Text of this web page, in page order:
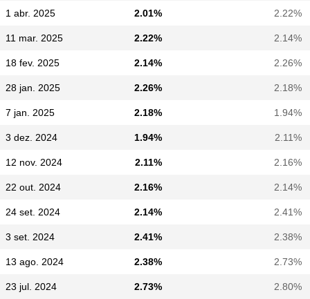
1 abr. 2025 2.01% 2.22%
11 mar. 2025 2.22% 2.14%
18 fev. 2025 2.14% 2.26%
28 jan. 2025 2.26% 2.18%
7 jan. 2025 2.18% 1.94%
3 dez. 2024 1.94% 2.11%
12 nov. 2024 2.11% 2.16%
22 out. 2024 2.16% 2.14%
24 set. 2024 2.14% 2.41%
3 set. 2024 2.41% 2.38%
13 ago. 2024 2.38% 2.73%
23 jul. 2024 2.73% 2.80%